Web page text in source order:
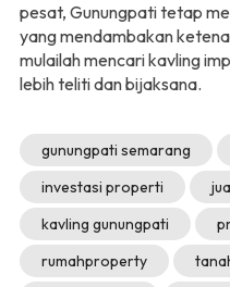
pesat, Gunungpati tetap
yang mendambakan
mulailah mencari kavling
lebih teliti dan bijaksana.
gunungpati semarang
investasi properti
kavling gunungpati
rumahproperty